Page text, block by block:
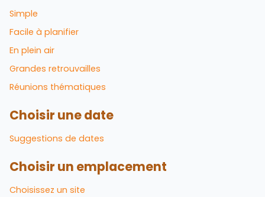
Simple
Facile à planifier
En plein air
Grandes retrouvailles
Réunions thématiques
Choisir une date
Suggestions de dates
Choisir un emplacement
Choisissez un site